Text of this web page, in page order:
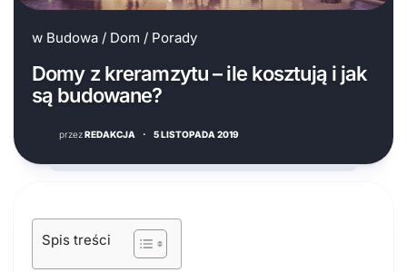
w Budowa / Dom / Porady
Domy z kreramzytu – ile kosztują i jak
są budowane?
przezREDAKCJA · 5 LISTOPADA 2019
Spis treści